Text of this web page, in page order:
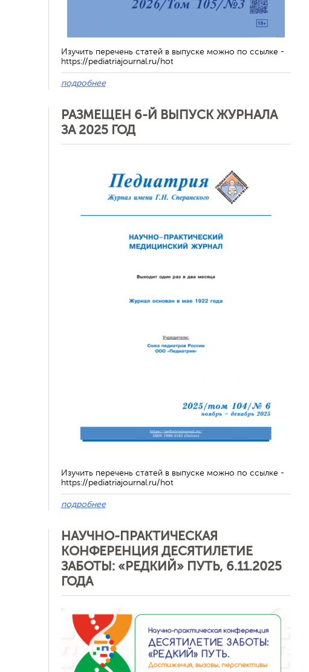
Изучить перечень статей в выпуске можно по ссылке -
https://pediatriajournal.ru/hot
подробнее
РАЗМЕЩЕН 6-Й ВЫПУСК ЖУРНАЛА
ЗА 2025 ГОД
Изучить перечень статей в выпуске можно по ссылке -
https://pediatriajournal.ru/hot
подробнее
НАУЧНО-ПРАКТИЧЕСКАЯ
КОНФЕРЕНЦИЯ ДЕСЯТИЛЕТИЕ
ЗАБОТЫ: «РЕДКИЙ» ПУТЬ, 6.11.2025
ГОДА
Обратная связь